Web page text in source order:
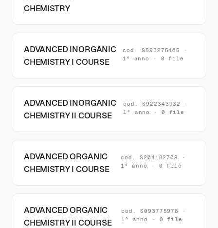
CHEMISTRY
ADVANCED INORGANIC
CHEMISTRY I COURSE
cod. S593275465 ·
1° anno · 0 file
ADVANCED INORGANIC
CHEMISTRY II COURSE
cod. S922343932 ·
1° anno · 0 file
ADVANCED ORGANIC
CHEMISTRY I COURSE
cod. S204182709 ·
1° anno · 0 file
ADVANCED ORGANIC
CHEMISTRY II COURSE
cod. S093775978 ·
1° anno · 0 file